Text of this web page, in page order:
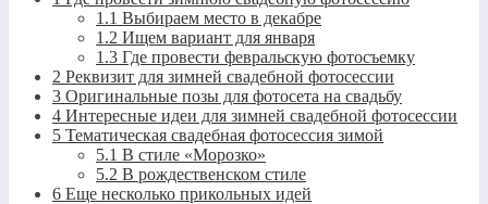
1.1 Выбираем место в декабре
1.2 Ищем вариант для января
1.3 Где провести февральскую фотосъемку
2 Реквизит для зимней свадебной фотосессии
3 Оригинальные позы для фотосета на свадьбу
4 Интересные идеи для зимней свадебной фотосессии
5 Тематическая свадебная фотосессия зимой
5.1 В стиле «Морозко»
5.2 В рождественском стиле
6 Еще несколько прикольных идей